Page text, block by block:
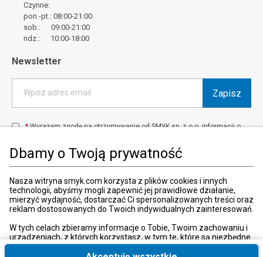
Dbamy o Twoją prywatność
Nasza witryna smyk.com korzysta z plików cookies i innych
technologii, abyśmy mogli zapewnić jej prawidłowe działanie,
mierzyć wydajność, dostarczać Ci spersonalizowanych treści oraz
reklam dostosowanych do Twoich indywidualnych zainteresowań.
W tych celach zbieramy informacje o Tobie, Twoim zachowaniu i
urządzeniach, z których korzystasz, w tym te, które są niezbędne
do prawidłowego funkcjonowania strony internetowej smyk.com.
Czynne:
pon.-pt.: 08:00-21:00
sob.: 09:00-21:00
ndz.: 10:00-18:00
Newsletter
Wpisz adres email Zapisz
*Wyrażam zgodę na otrzymywanie od SMYK sp. z o.o. informacji o
elektronicznej (e-mail).
W każdej chwili możesz z łatwością cofnąć wyrażone zgody.
Kraj i język: Polska (Poland)